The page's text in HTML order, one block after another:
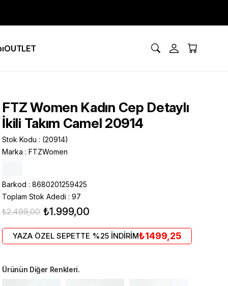
OUTLET
FTZ Women Kadın Cep Detaylı
İkili Takım Camel 20914
Stok Kodu
(20914)
Marka : FTZWomen
Barkod : 8680201259425
Toplam Stok Adedi : 97
₺2.499,00 ₺1.999,00
YAZA ÖZEL SEPETTE %25 İNDİRİM₺1499,25
Ürünün Diğer Renkleri.